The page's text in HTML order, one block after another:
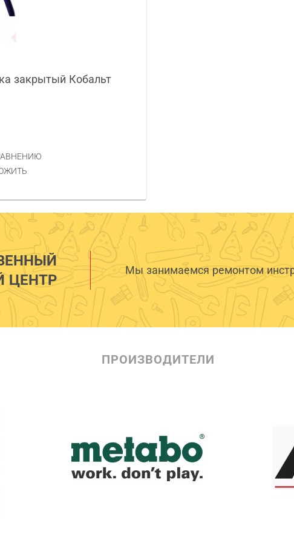
закрытый Кобальт
ЦЕНТР
Мы занимаемся ремонтом
ПРОИЗВОДИТЕЛИ